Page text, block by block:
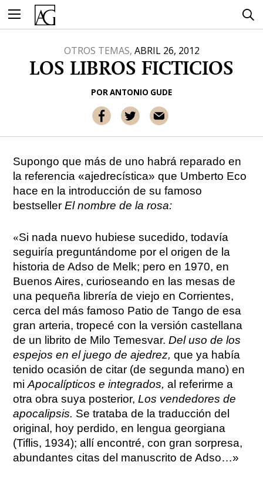
contenido
OTROS TEMAS, ABRIL 26, 2012
LOS LIBROS FICTICIOS
PORANTONIO GUDE
Supongo que más de uno habrá reparado en
la referencia «ajedrecística» que Umberto Eco
hace en la introducción de su famoso
bestsellerEl nombre de la rosa:
«Si nada nuevo hubiese sucedido, todavía
seguiría preguntándome por el origen de la
historia de Adso de Melk; pero en 1970, en
Buenos Aires, curioseando en las mesas de
una pequeña librería de viejo en Corrientes,
cerca del más famoso Patio de Tango de esa
gran arteria, tropecé con la versión castellana
de un librito de Milo Temesvar.Del uso de los
espejos en el juego de ajedrez, que ya había
tenido ocasión de citar (de segunda mano) en
miApocalípticos e integrados,al referirme a
otra obra suya posterior,Los vendedores de
apocalipsis. Se trataba de la traducción del
original, hoy perdido, en lengua georgiana
(Tiflis, 1934); allí encontré, con gran sorpresa,
abundantes citas del manuscrito de Adso…»